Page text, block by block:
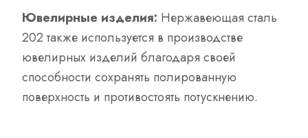
Ювелирные изделия: Нержавеющая сталь
202 также используется в производстве
ювелирных изделий благодаря своей
способности сохранять полированную
поверхность и противостоять потускнению.